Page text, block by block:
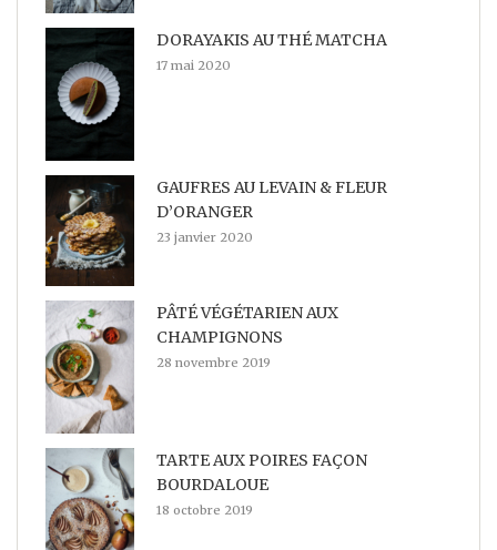
DORAYAKIS AU THÉ MATCHA
17 mai 2020
GAUFRES AU LEVAIN & FLEUR
D’ORANGER
23 janvier 2020
PÂTÉ VÉGÉTARIEN AUX
CHAMPIGNONS
28 novembre 2019
TARTE AUX POIRES FAÇON
BOURDALOUE
18 octobre 2019